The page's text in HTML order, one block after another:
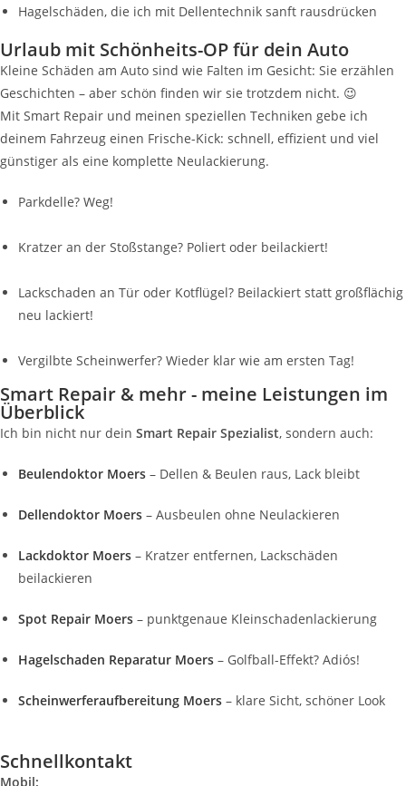
Hagelschäden, die ich mit Dellentechnik sanft rausdrücken
Urlaub mit Schönheits-OP für dein Auto
Kleine Schäden am Auto sind wie Falten im Gesicht: Sie erzählen
Geschichten – aber schön finden wir sie trotzdem nicht. 😉
Mit Smart Repair und meinen speziellen Techniken gebe ich
deinem Fahrzeug einen Frische-Kick: schnell, effizient und viel
günstiger als eine komplette Neulackierung.
Parkdelle? Weg!
Kratzer an der Stoßstange? Poliert oder beilackiert!
Lackschaden an Tür oder Kotflügel? Beilackiert statt großflächig
neu lackiert!
Vergilbte Scheinwerfer? Wieder klar wie am ersten Tag!
Smart Repair & mehr - meine Leistungen im
Überblick
Ich bin nicht nur dein Smart Repair Spezialist, sondern auch:
Beulendoktor Moers – Dellen & Beulen raus, Lack bleibt
Dellendoktor Moers – Ausbeulen ohne Neulackieren
Lackdoktor Moers – Kratzer entfernen, Lackschäden
beilackieren
Spot Repair Moers – punktgenaue Kleinschadenlackierung
Hagelschaden Reparatur Moers – Golfball-Effekt? Adiós!
Scheinwerferaufbereitung Moers – klare Sicht, schöner Look
Schnellkontakt
Mobil: